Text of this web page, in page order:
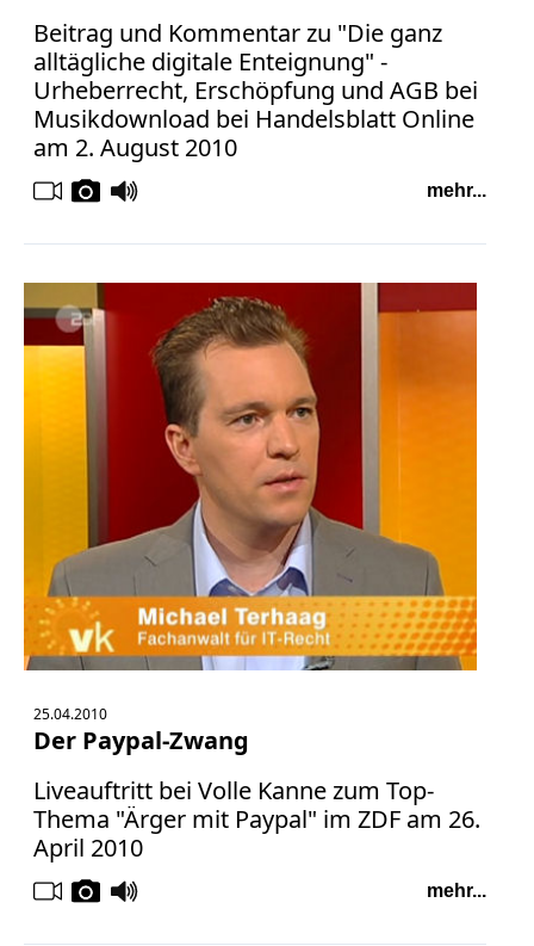
Beitrag und Kommentar zu "Die ganz
alltägliche digitale Enteignung" -
Urheberrecht, Erschöpfung und AGB bei
Musikdownload bei Handelsblatt Online
am 2. August 2010
mehr...
25.04.2010
Der Paypal-Zwang
Liveauftritt bei Volle Kanne zum Top-
Thema "Ärger mit Paypal" im ZDF am 26.
April 2010
mehr...